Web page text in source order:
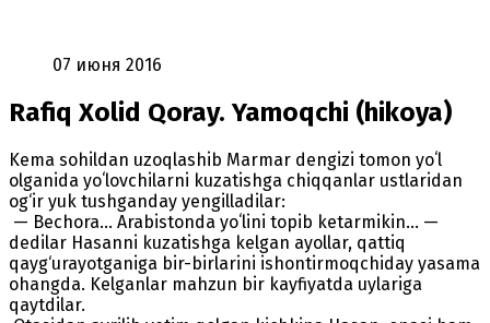
07 июня 2016
Rafiq Xolid Qoray. Yamoqchi (hikoya)
Kema sohildan uzoqlashib Marmar dengizi tomon yoʻl
olganida yoʻlovchilarni kuzatishga chiqqanlar ustlaridan
og‘ir yuk tushganday yengilladilar:
— Bechora… Arabistonda yoʻlini topib ketarmikin… —
dedilar Hasanni kuzatishga kelgan ayollar, qattiq
qayg‘urayotganiga bir-birlarini ishontirmoqchiday yasama
ohangda. Kelganlar mahzun bir kayfiyatda uylariga
qaytdilar.